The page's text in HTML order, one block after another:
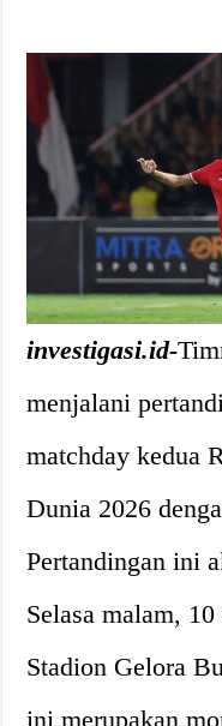
investigasi.id-
menjalani
matchday kedua
Dunia 2026
Pertandingan ini
Selasa malam,
Stadion Gelora
ini merupakan